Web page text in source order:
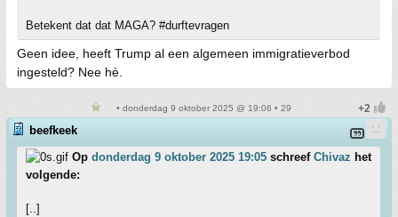
Betekent dat dat MAGA? #durftevragen
Geen idee, heeft Trump al een algemeen immigratieverbod
ingesteld? Nee hè.
• donderdag 9 oktober 2025 @ 19:06 • 29
beefkeek
Op donderdag 9 oktober 2025 19:05 schreef Chivaz het
volgende:
[..]